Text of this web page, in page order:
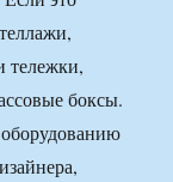
тележки,
боксы.